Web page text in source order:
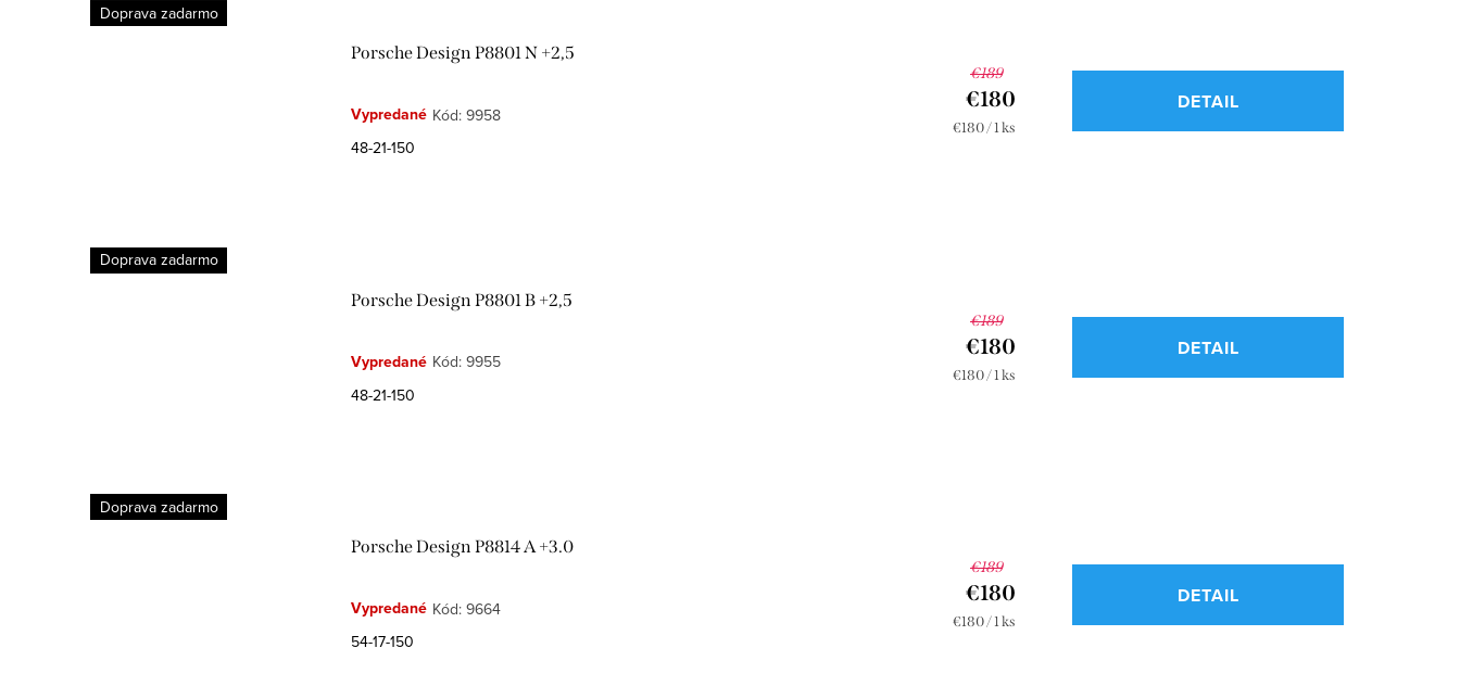
Porsche Design P8801 N +2,5
Doprava zadarmo
Vypredané Kód: 9958
48-21-150
€189
€180
Jednotková
€180 / 1 ks
DETAIL
Porsche Design P8801 B +2,5
Doprava zadarmo
Vypredané Kód: 9955
48-21-150
€189
€180
Jednotková
€180 / 1 ks
DETAIL
Porsche Design P8814 A +3.0
Doprava zadarmo
Vypredané Kód: 9664
54-17-150
€189
€180
Jednotková
€180 / 1 ks
DETAIL